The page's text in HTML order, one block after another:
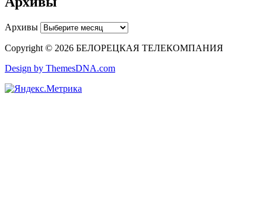
Архивы
Copyright © 2026 БЕЛОРЕЦКАЯ ТЕЛЕКОМПАНИЯ
Design by ThemesDNA.com